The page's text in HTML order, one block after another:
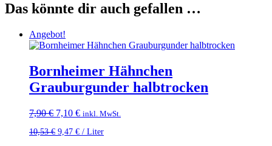
Das könnte dir auch gefallen …
Angebot!
Bornheimer Hähnchen
Grauburgunder halbtrocken
7,90€ Ursprünglicher
war:
7,10 €Aktueller
ist:
inkl. MwSt.
10,53€ 9,47 € / Liter